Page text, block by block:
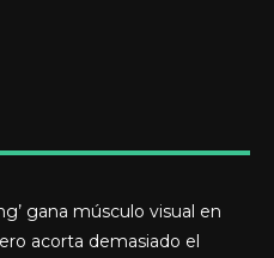
gana músculo visual en
acorta demasiado el